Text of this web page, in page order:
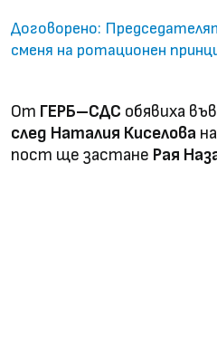
Договорено:
сменя на ротационен
От ГЕРБ–СДС обявиха
след Наталия Киселова
пост ще застане Рая